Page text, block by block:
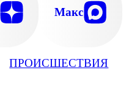
ПРОИСШЕСТВИЯ
Макс